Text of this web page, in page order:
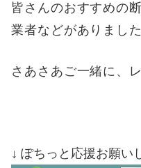
皆さんのおすすめの
業者などがありまし
さあさあご一緒に、
↓ ぽちっと応援お願い